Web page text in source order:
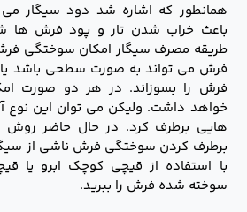
همانطور که اشاره شد دود سیگار می
باعث خراب شدن تار و پود فرش ها
طریقه مصرف سیگار امکان سوختگی
فرش می تواند به صورت سطحی باشد یا
فرش را بسوزاند. در هر دو صورت
خواهد داشت. ولیکن می توان این
هایی برطرف کرد. در حال حاضر روش
برطرف کردن سوختگی فرش ناشی از
با استفاده از قیچی کوچک ابرو یا
سوخته شده فرش را ببرید.